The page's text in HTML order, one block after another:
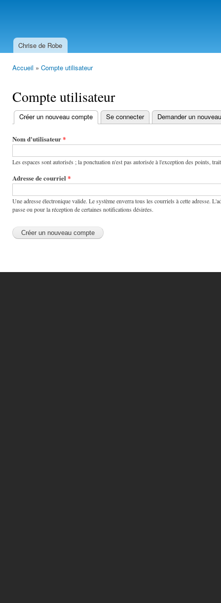
Menu principal
Chrise de Robe
Accueil » Compte utilisateur
Compte utilisateur
Onglets
principaux
Créer un nouveau compte (onglet actif)
Se connecter Demander un
Nom d'utilisateur*
Les espaces sont autorisés ; la ponctuation n'est pas autorisée à l'exception des points,
Adresse de courriel *
Une adresse électronique valide. Le système enverra tous les courriels à cette adresse.
passe ou pour la réception de certaines notifications désirées.